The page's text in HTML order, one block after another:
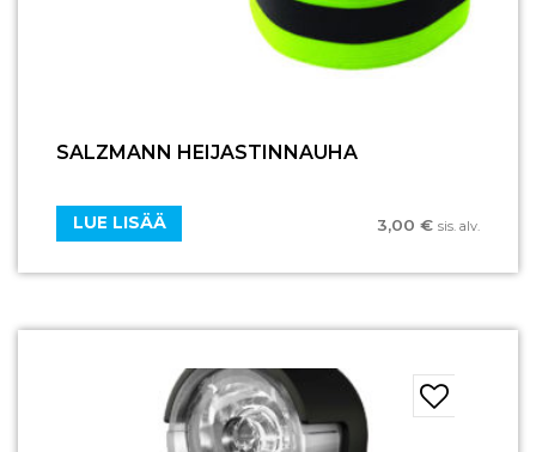
SALZMANN HEIJASTINNAUHA
3,00 € sis. alv.
LUE LISÄÄ